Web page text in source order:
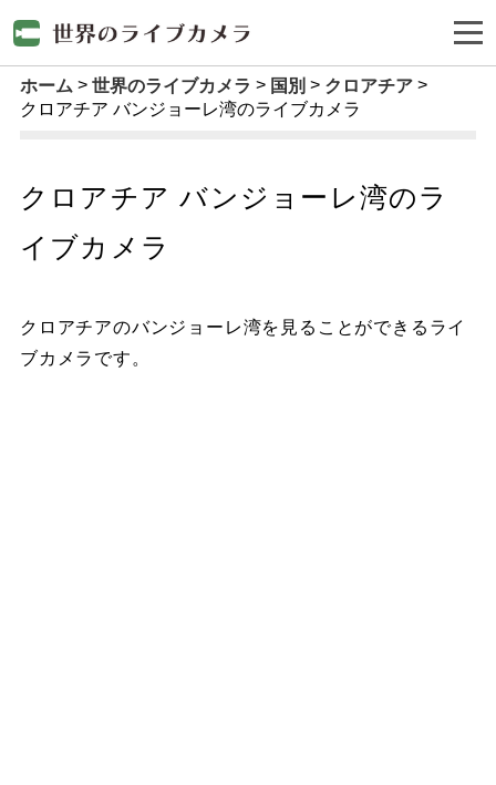
ホーム 世界のライブカメラ 国別
クロアチア
クロアチア バンジョーレ湾のライブカメラ
クロアチア バンジョーレ湾のラ
イブカメラ
クロアチアのバンジョーレ湾を見ることができるライ
ブカメラです。